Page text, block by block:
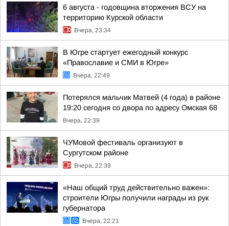
6 августа - годовщина вторжения ВСУ на
территорию Курской области
Вчера, 23:34
В Югре стартует ежегодный конкурс
«Православие и СМИ в Югре»
Вчера, 22:49
Потерялся мальчик Матвей (4 года) в районе
19:20 сегодня со двора по адресу Омская 68
Вчера, 22:39
ЧУМовой фестиваль организуют в
Сургутском районе
Вчера, 22:39
«Наш общий труд действительно важен»:
строители Югры получили награды из рук
губернатора
Вчера, 22:21